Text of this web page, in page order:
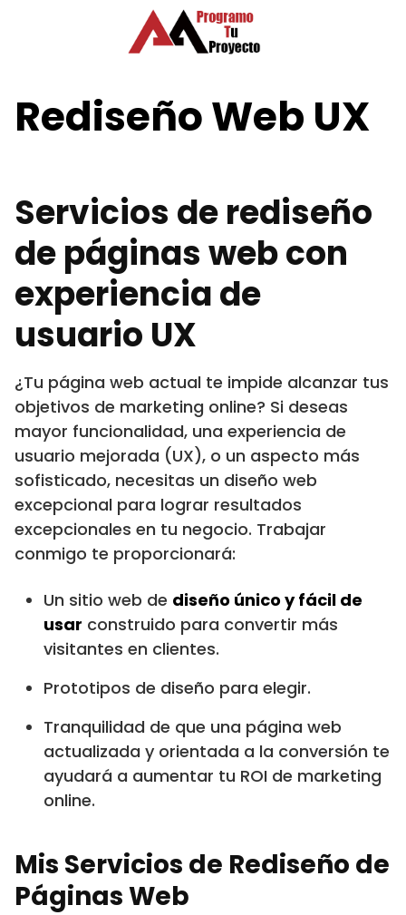
Rediseño Web UX
Servicios de rediseño
de páginas web con
experiencia de
usuario UX
¿Tu página web actual te impide alcanzar tus
objetivos de marketing online? Si deseas
mayor funcionalidad, una experiencia de
usuario mejorada (UX), o un aspecto más
sofisticado, necesitas un diseño web
excepcional para lograr resultados
excepcionales en tu negocio. Trabajar
conmigo te proporcionará:
Un sitio web de diseño único y fácil de
usar construido para convertir más
visitantes en clientes.
Prototipos de diseño para elegir.
Tranquilidad de que una página web
actualizada y orientada a la conversión te
ayudará a aumentar tu ROI de marketing
online.
Mis Servicios de Rediseño de
Páginas Web